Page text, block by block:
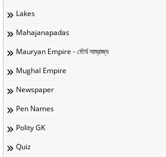
Lakes
Mahajanapadas
Mauryan Empire - মৌর্য সাম্রাজ্য
Mughal Empire
Newspaper
Pen Names
Polity GK
Quiz